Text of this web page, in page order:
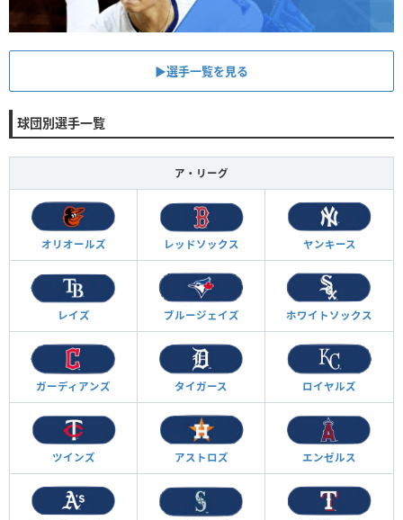
▶︎選手一覧を見る
球団別選手一覧
ア・リーグ
オリオールズ レッドソックス ヤンキース
レイズ ブルージェイズ ホワイトソックス
ガーディアンズ タイガース ロイヤルズ
ツインズ アストロズ エンゼルス